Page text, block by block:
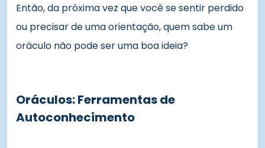
Então, da próxima vez que você se sentir perdido
ou precisar de uma orientação, quem sabe um
oráculo não pode ser uma boa ideia?
Oráculos: Ferramentas de
Autoconhecimento